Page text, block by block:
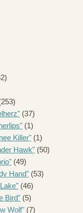
(37)
(1)
Killer" (1)
Hawk" (50)
(49)
Hand" (53)
(46)
Bird" (5)
Wolf" (7)